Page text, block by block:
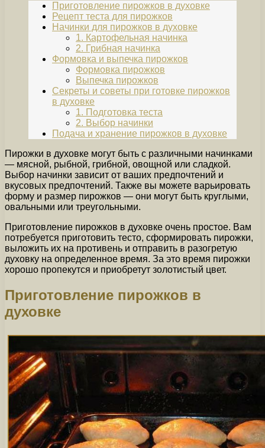
Приготовление пирожков в духовке
Рецепт теста для пирожков
Начинки для пирожков в духовке
1. Картофельная начинка
2. Грибная начинка
Формовка и выпечка пирожков
Формовка пирожков
Выпечка пирожков
Секреты и советы при готовке пирожков
в духовке
1. Подготовка теста
2. Выбор начинки
Подача и хранение пирожков в духовке
Пирожки в духовке могут быть с различными начинками
— мясной, рыбной, грибной, овощной или сладкой.
Выбор начинки зависит от ваших предпочтений и
вкусовых предпочтений. Также вы можете варьировать
форму и размер пирожков — они могут быть круглыми,
овальными или треугольными.
Приготовление пирожков в духовке очень простое. Вам
потребуется приготовить тесто, сформировать пирожки,
выложить их на противень и отправить в разогретую
духовку на определенное время. За это время пирожки
хорошо пропекутся и приобретут золотистый цвет.
Приготовление пирожков в
духовке